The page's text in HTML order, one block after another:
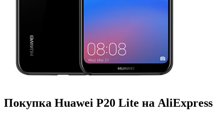
Покупка Huawei P20 Lite на AliExpress